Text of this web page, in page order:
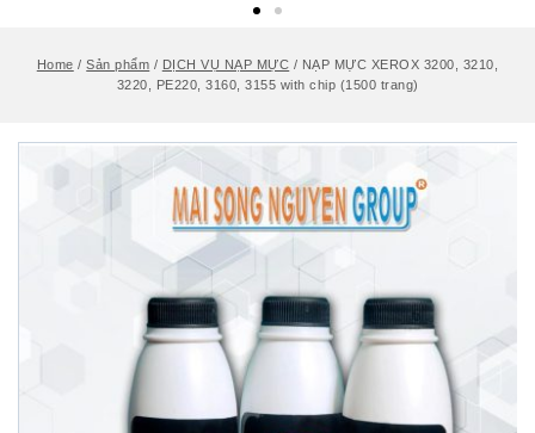
Home / Sản phẩm / DỊCH VỤ NẠP MỰC / NẠP MỰC XEROX 3200, 3210,
3220, PE220, 3160, 3155 with chip (1500 trang)